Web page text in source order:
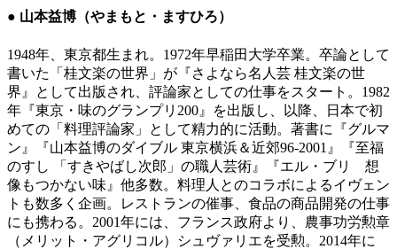
● 山本益博（やまもと・ますひろ）
1948年、東京都生まれ。1972年早稲田大学卒業。卒論として
書いた「桂文楽の世界」が『さよなら名人芸 桂文楽の世
界』として出版され、評論家としての仕事をスタート。1982
年『東京・味のグランプリ200』を出版し、以降、日本で初
めての「料理評論家」として精力的に活動。著書に『グルマ
ン』『山本益博のダイブル 東京横浜＆近郊96-2001』『至福
のすし 「すきやばし次郎」の職人芸術』『エル・ブリ 想
像もつかない味』他多数。料理人とのコラボによるイヴェン
トも数多く企画。レストランの催事、食品の商品開発の仕事
にも携わる。2001年には、フランス政府より、農事功労勲章
（メリット・アグリコル）シュヴァリエを受勲。2014年に